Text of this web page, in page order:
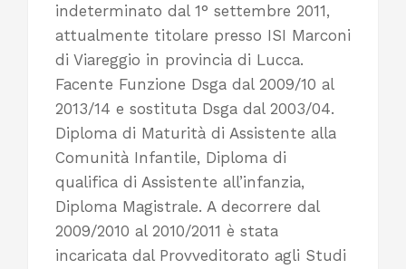
indeterminato dal 1° settembre 2011,
attualmente titolare presso ISI Marconi
di Viareggio in provincia di Lucca.
Facente Funzione Dsga dal 2009/10 al
2013/14 e sostituta Dsga dal 2003/04.
Diploma di Maturità di Assistente alla
Comunità Infantile, Diploma di
qualifica di Assistente all’infanzia,
Diploma Magistrale. A decorrere dal
2009/2010 al 2010/2011 è stata
incaricata dal Provveditorato agli Studi